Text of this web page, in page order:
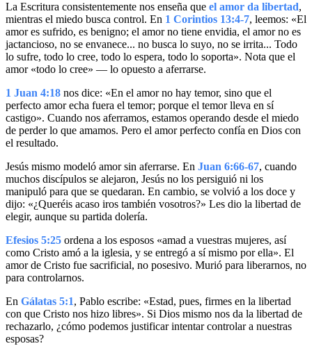
La Escritura consistentemente nos enseña que el amor da libertad,
mientras el miedo busca control. En 1 Corintios 13:4-7, leemos: «El
amor es sufrido, es benigno; el amor no tiene envidia, el amor no es
jactancioso, no se envanece... no busca lo suyo, no se irrita... Todo
lo sufre, todo lo cree, todo lo espera, todo lo soporta». Nota que el
amor «todo lo cree» — lo opuesto a aferrarse.
1 Juan 4:18 nos dice: «En el amor no hay temor, sino que el
perfecto amor echa fuera el temor; porque el temor lleva en sí
castigo». Cuando nos aferramos, estamos operando desde el miedo
de perder lo que amamos. Pero el amor perfecto confía en Dios con
el resultado.
Jesús mismo modeló amor sin aferrarse. En Juan 6:66-67, cuando
muchos discípulos se alejaron, Jesús no los persiguió ni los
manipuló para que se quedaran. En cambio, se volvió a los doce y
dijo: «¿Queréis acaso iros también vosotros?» Les dio la libertad de
elegir, aunque su partida dolería.
Efesios 5:25 ordena a los esposos «amad a vuestras mujeres, así
como Cristo amó a la iglesia, y se entregó a sí mismo por ella». El
amor de Cristo fue sacrificial, no posesivo. Murió para liberarnos, no
para controlarnos.
En Gálatas 5:1, Pablo escribe: «Estad, pues, firmes en la libertad
con que Cristo nos hizo libres». Si Dios mismo nos da la libertad de
rechazarlo, ¿cómo podemos justificar intentar controlar a nuestras
esposas?